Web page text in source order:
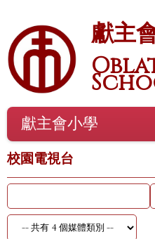
獻主
獻主會小學
校園電視台